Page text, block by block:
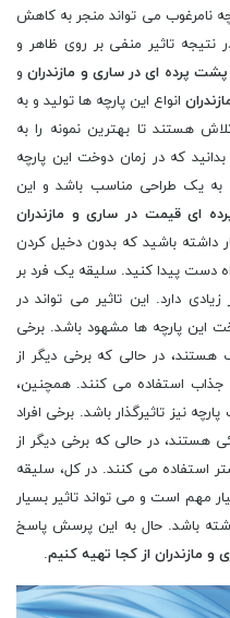
نامرغوب می تواند منجر به کاهش
تاثیر منفی بر روی ظاهر و
پرده ای در ساری و مازندرانو
انواع این پارچه ها تولید و به
هستند تا بهترین نمونه را به
که در زمان دوخت این پارچه
یک طراحی مناسب باشد و این
ای قیمت در ساری و مازندران
داشته باشید که بدون دخیل کردن
دست پیدا کنید. سلیقه یک فرد بر
دارد. این تاثیر می تواند در
این پارچه ها مشهود باشد. برخی
هستند، در حالی که برخی دیگر از
جذاب استفاده می کنند. همچنین،
نیز تاثیرگذار باشد. برخی افراد
هستند، در حالی که برخی دیگر از
استفاده می کنند. در کل، سلیقه
مهم است و می تواند تاثیر بسیار
باشد. حال به این پرسش پاسخ
مازندران از کجا تهیه کنیم.